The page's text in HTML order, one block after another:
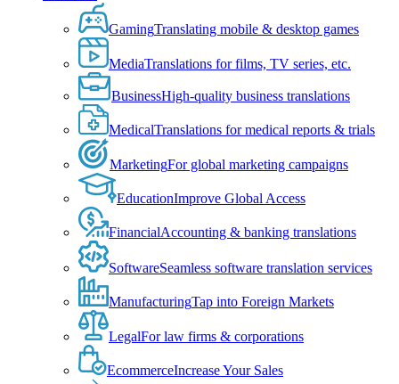
GamingTranslating mobile & desktop games
MediaTranslations for films, TV series, etc.
BusinessHigh-quality business translations
MedicalTranslations for medical reports & trials
MarketingFor global marketing campaigns
EducationImprove Global Access
FinancialAccounting & banking translations
SoftwareSeamless software translation services
ManufacturingTap into Foreign Markets
LegalFor law firms & corporations
EcommerceIncrease Your Sales